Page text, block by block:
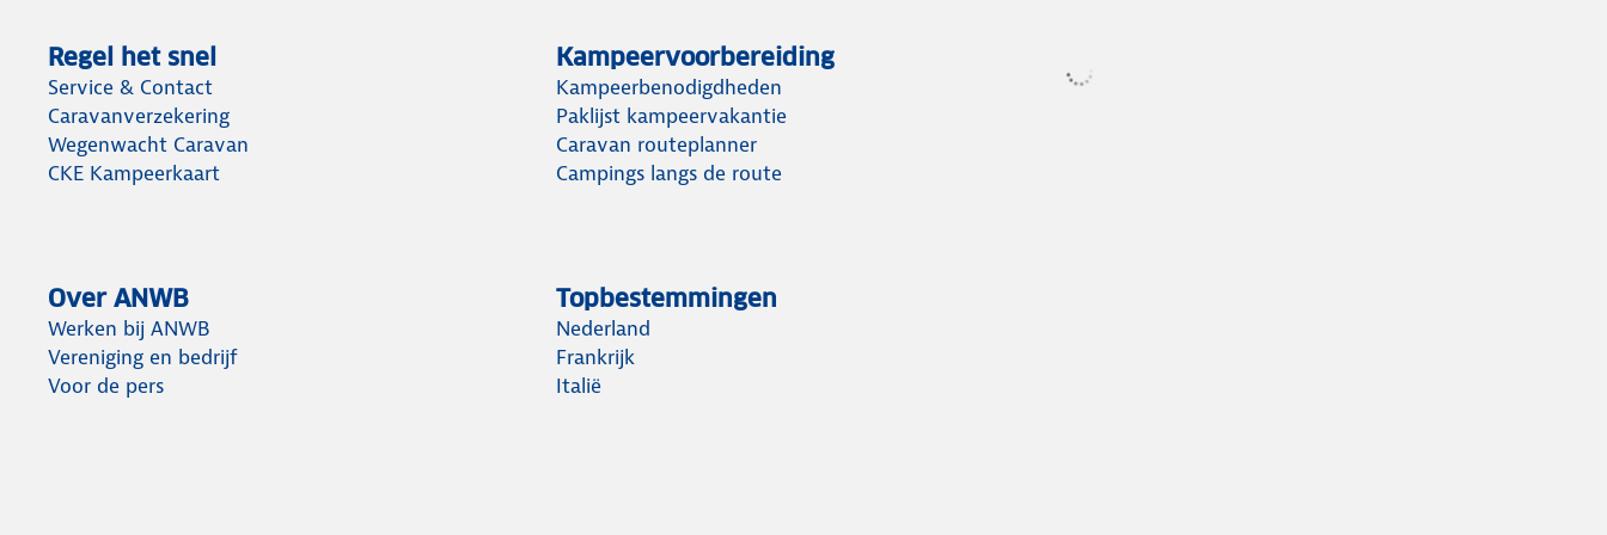
Regel het snel
Service & Contact
Caravanverzekering
Wegenwacht Caravan
CKE Kampeerkaart
Kampeervoorbereiding
Kampeerbenodigdheden
Paklijst kampeervakantie
Caravan routeplanner
Campings langs de route
Over ANWB
Werken bij ANWB
Vereniging en bedrijf
Voor de pers
Topbestemmingen
Nederland
Frankrijk
Italië